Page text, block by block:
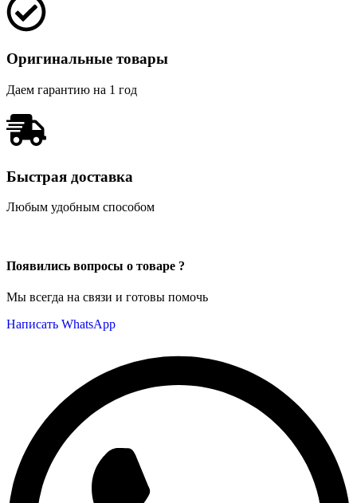
Оригинальные товары
Даем гарантию на 1 год
Быстрая доставка
Любым удобным способом
Появились вопросы о товаре ?
Мы всегда на связи и готовы помочь
Написать WhatsApp